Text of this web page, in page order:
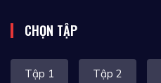
CHỌN TẬP
Tập 1 Tập 2